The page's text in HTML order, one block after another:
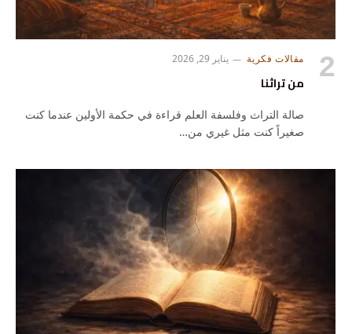
مقالات فكرية يناير 29, 2026
من تراثنا
صالة التراث وفلسفة العلم قراءة في حكمة الأولين عندما كنت
صغيراً كنت مثل غيري من…